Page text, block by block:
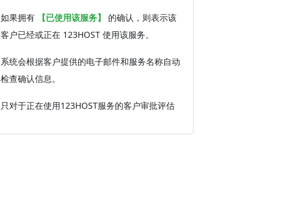
如果拥有 【已使用该服务】
的确认，则表示该
客户已经或正在 123HOST 使用该服务。
系统会根据客户提供的电子邮件和服务名称自动
检查确认信息。
只对于正在使用123HOST服务的客户审批评估